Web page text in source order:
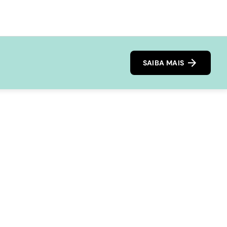
SAIBA MAIS